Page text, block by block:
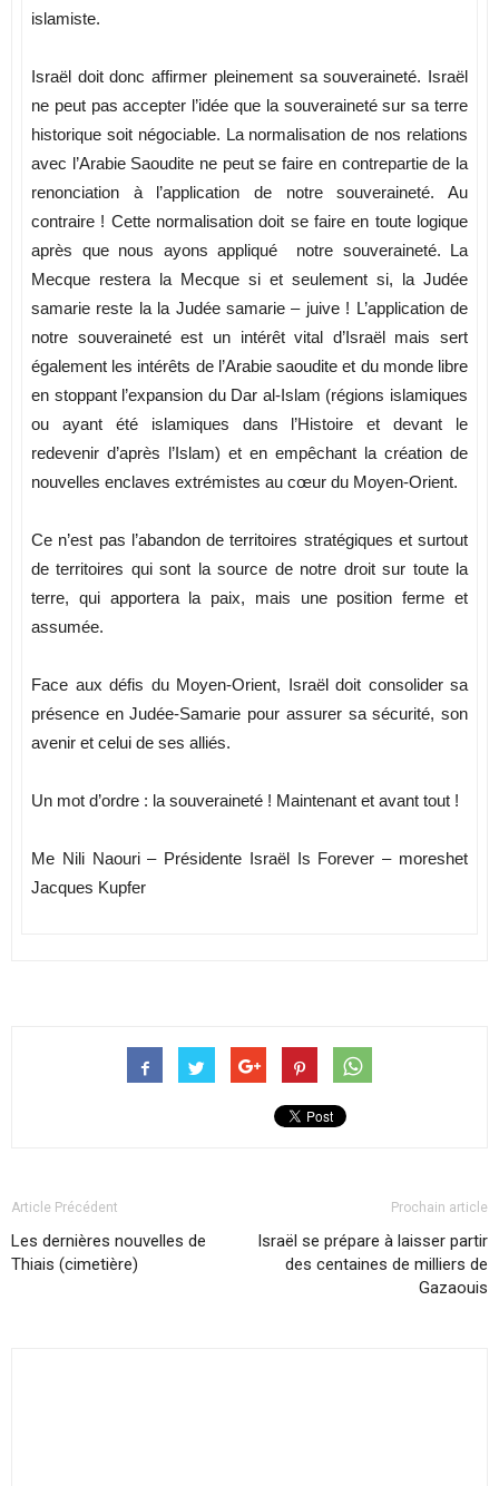
islamiste.
Israël doit donc affirmer pleinement sa souveraineté. Israël
ne peut pas accepter l’idée que la souveraineté sur sa terre
historique soit négociable. La normalisation de nos relations
avec l’Arabie Saoudite ne peut se faire en contrepartie de la
renonciation à l’application de notre souveraineté. Au
contraire ! Cette normalisation doit se faire en toute logique
après que nous ayons appliqué notre souveraineté. La
Mecque restera la Mecque si et seulement si, la Judée
samarie reste la la Judée samarie – juive ! L’application de
notre souveraineté est un intérêt vital d’Israël mais sert
également les intérêts de l’Arabie saoudite et du monde libre
en stoppant l’expansion du Dar al-Islam (régions islamiques
ou ayant été islamiques dans l’Histoire et devant le
redevenir d’après l’Islam) et en empêchant la création de
nouvelles enclaves extrémistes au cœur du Moyen-Orient.
Ce n’est pas l’abandon de territoires stratégiques et surtout
de territoires qui sont la source de notre droit sur toute la
terre, qui apportera la paix, mais une position ferme et
assumée.
Face aux défis du Moyen-Orient, Israël doit consolider sa
présence en Judée-Samarie pour assurer sa sécurité, son
avenir et celui de ses alliés.
Un mot d’ordre : la souveraineté ! Maintenant et avant tout !
Me Nili Naouri – Présidente Israël Is Forever – moreshet
Jacques Kupfer
Article Précédent
Les dernières nouvelles de
Thiais (cimetière)
Prochain article
Israël se prépare à laisser partir
des centaines de milliers de
Gazaouis